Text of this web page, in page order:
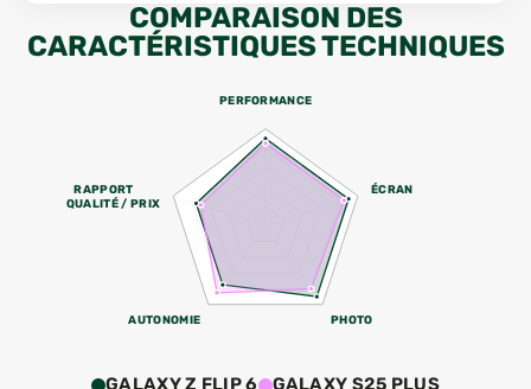
COMPARAISON DES
CARACTÉRISTIQUES TECHNIQUES
PERFORMANCE
ÉCRAN
PHOTO
AUTONOMIE
RAPPORT
QUALITÉ / PRIX
GALAXY Z FLIP 6 GALAXY S25 PLUS